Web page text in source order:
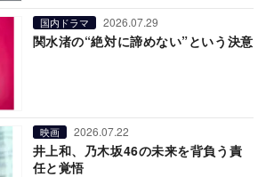
国内ドラマ 2026.07.29
関水渚の“絶対に諦めない”という決意
映画 2026.07.22
井上和、乃木坂46の未来を背負う責
任と覚悟